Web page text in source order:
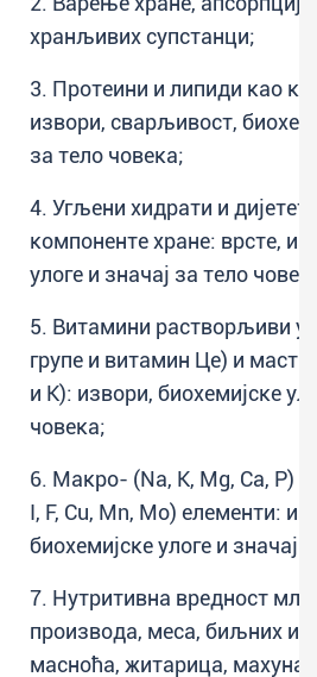
хранљивих супстанци;
3. Протеини и липиди као
извори, сварљивост,
за тело човека;
4. Угљени хидрати и
компоненте хране: врсте,
улоге и значај за тело
5. Витамини растворљиви у
групе и витамин Це) и
и К): извори, биохемијске
човека;
6. Макро- (Na, K, Mg, Ca, P) и
I, F, Cu, Mn, Mo) елементи:
биохемијске улоге и значај
7. Нутритивна вредност
производа, меса, биљних и
масноћа, житарица,